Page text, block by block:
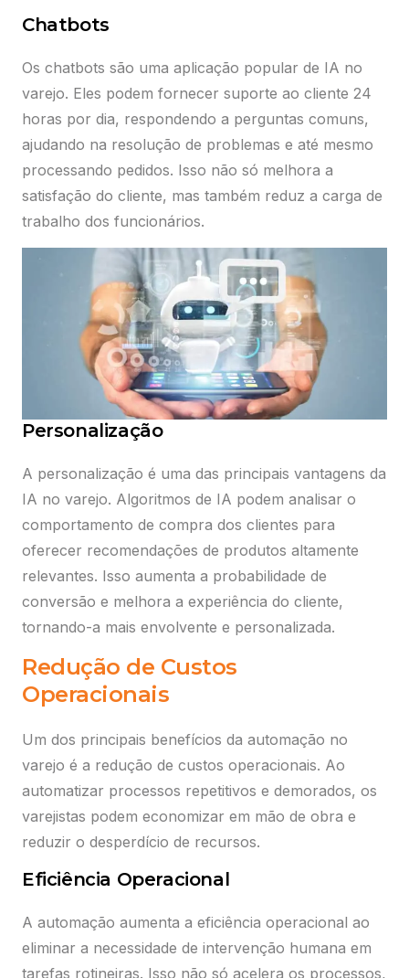
Selecione abaixo uma das opções e faça
Chatbots
Os chatbots são uma aplicação popular de IA no
varejo. Eles podem fornecer suporte ao cliente 24
horas por dia, respondendo a perguntas comuns,
ajudando na resolução de problemas e até mesmo
processando pedidos. Isso não só melhora a
satisfação do cliente, mas também reduz a carga de
trabalho dos funcionários.
Personalização
A personalização é uma das principais vantagens da
IA no varejo. Algoritmos de IA podem analisar o
comportamento de compra dos clientes para
oferecer recomendações de produtos altamente
relevantes. Isso aumenta a probabilidade de
conversão e melhora a experiência do cliente,
tornando-a mais envolvente e personalizada.
Redução de Custos
Operacionais
Um dos principais benefícios da automação no
varejo é a redução de custos operacionais. Ao
automatizar processos repetitivos e demorados, os
varejistas podem economizar em mão de obra e
reduzir o desperdício de recursos.
Eficiência Operacional
A automação aumenta a eficiência operacional ao
eliminar a necessidade de intervenção humana em
tarefas rotineiras. Isso não só acelera os processos,